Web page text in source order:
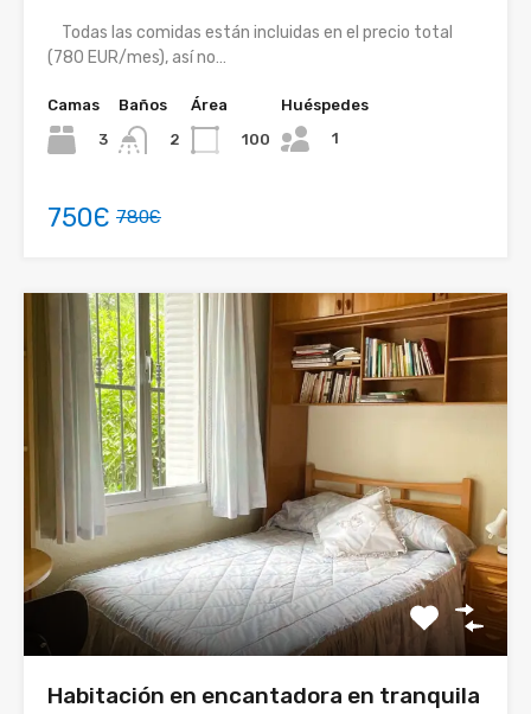
Todas las comidas están incluidas en el precio total
(780 EUR/mes), así no…
Camas
3
Baños
2
Área
100
Huéspedes
1
750Є 780Є
Habitación en encantadora en tranquila